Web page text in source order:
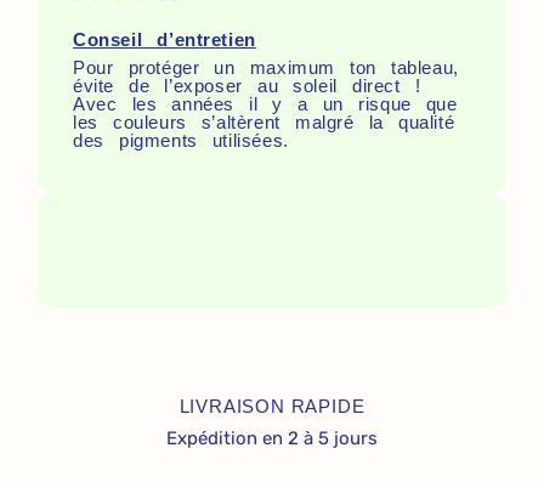
Conseil d’entretien
Pour protéger un maximum ton tableau,
évite de l’exposer au soleil direct !
Avec les années il y a un risque que
les couleurs s’altèrent malgré la qualité
des pigments utilisées.
LIVRAISON RAPIDE
Expédition en 2 à 5 jours